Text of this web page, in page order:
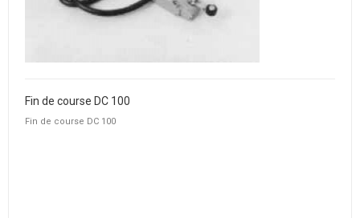
Fin de course DC 100
Fin de course DC 100